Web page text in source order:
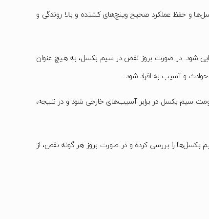
و حفظ عملکرد صحیح وینچ‌های کشنده و بالا روندگی و
شود. در صورت بروز نقص در سیم بکسل، به هیچ عنوان
حوادث و آسیب به افراد شود.
سیم بکسل در برابر آسیب‌های خارجی شود و در نتیجه،
بکسل‌ها را بررسی کرده و در صورت بروز هر گونه نقص، از